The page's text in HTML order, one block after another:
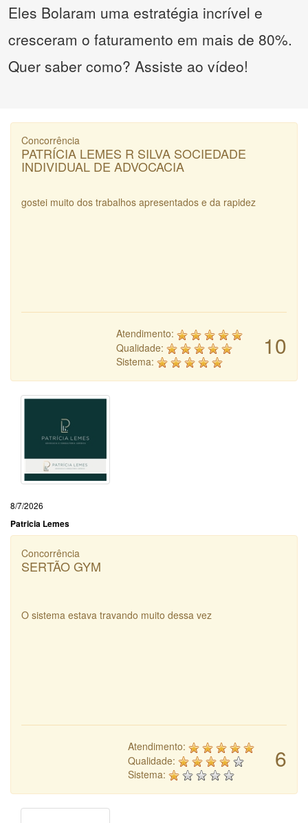
Eles Bolaram uma estratégia incrível e
cresceram o faturamento em mais de 80%.
Quer saber como? Assiste ao vídeo!
Concorrência
PATRÍCIA LEMES R SILVA SOCIEDADE
INDIVIDUAL DE ADVOCACIA
gostei muito dos trabalhos apresentados e da rapidez
10
Atendimento:
Qualidade:
Sistema:
8/7/2026
Patricia Lemes
Concorrência
SERTÃO GYM
O sistema estava travando muito dessa vez
6
Atendimento:
Qualidade:
Sistema: